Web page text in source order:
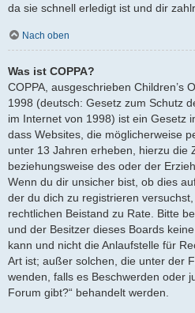
da sie schnell erledigt ist und dir
Nach oben
Was ist COPPA?
COPPA, ausgeschrieben Children’s
1998 (deutsch: Gesetz zum Schutz
im Internet von 1998) ist ein Gesetz
dass Websites, die möglicherweise
unter 13 Jahren erheben, hierzu die
beziehungsweise des oder der
Wenn du dir unsicher bist, ob dies
der du dich zu registrieren
rechtlichen Beistand zu Rate. Bitte
und der Besitzer dieses Boards
kann und nicht die Anlaufstelle für
Art ist; außer solchen, die unter der
wenden, falls es Beschwerden oder
Forum gibt?“ behandelt werden.